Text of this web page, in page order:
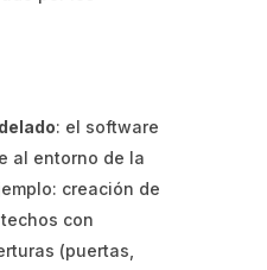
: el software
al entorno de la
creación de
con
(puertas,